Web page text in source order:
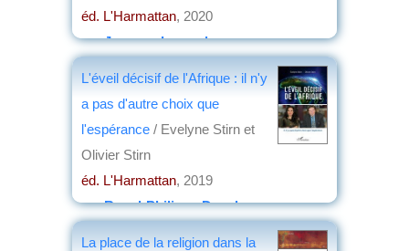
éd. L'Harmattan, 2020
parJacques Legendre
L'éveil décisif de l'Afrique : il n'y
a pas d'autre choix que
l'espérance / Evelyne Stirn et
Olivier Stirn
éd. L'Harmattan, 2019
parRaoul-Philippe Danaho
La place de la religion dans la